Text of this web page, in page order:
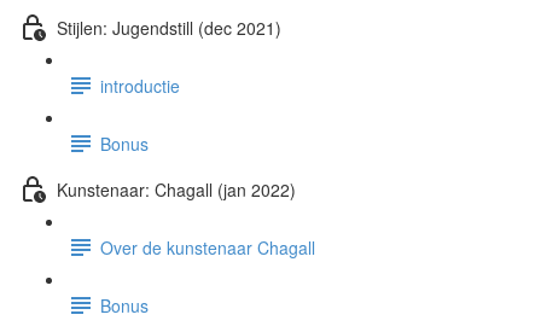
Stijlen: Jugendstill (dec 2021)
introductie
Bonus
Kunstenaar: Chagall (jan 2022)
Over de kunstenaar Chagall
Bonus